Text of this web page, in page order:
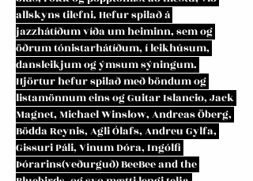
allskyns tilefni. Hefur spilað á
jazzhátíðum víða um heiminn, sem og
öðrum tónistarhátíðum, í leikhúsum,
dansleikjum og ýmsum sýningum.
Hjörtur hefur spilað með böndum og
listamönnum eins og Guitar Islancio, Jack
Magnet, Michael Winslow, Andreas Öberg,
Bödda Reynis, Agli Ólafs, Andreu Gylfa,
Gissuri Páli, Vinum Dóra, Ingólfi
Þórarins(veðurguð) BeeBee and the